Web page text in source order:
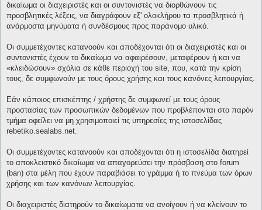
δικαίωμα οι διαχειριστές και οι συντονιστές να διορθώνουν τις
προσβλητικές λέξεις, να διαγράφουν εξ' ολοκλήρου τα προσβλητικά ή
ανάρμοστα μηνύματα ή συνδέσμους προς παράνομο υλικό.
Οι συμμετέχοντες κατανοούν και αποδέχονται ότι οι διαχειριστές και οι
συντονιστές έχουν το δικαίωμα να αφαιρέσουν, μεταφέρουν ή και να
«κλειδώσουν» σχόλια σε κάθε περιοχή του site, που, κατά την κρίση
τους, δε συμφωνούν με τους όρους χρήσης και τους κανόνες λειτουργίας.
Εάν κάποιος επισκέπτης / χρήστης δε συμφωνεί με τους όρους
προστασίας των προσωπικών δεδομένων που προβλέπονται στο παρόν
τμήμα οφείλει να μη χρησιμοποιεί τις υπηρεσίες της ιστοσελίδας
rebetiko.sealabs.net.
Οι συμμετέχοντες κατανοούν και αποδέχονται ότι η ιστοσελίδα διατηρεί
το αποκλειστικό δικαίωμα να απαγορεύσει την πρόσβαση στο forum
(ban) στα μέλη που έχουν παραβιάσει το γράμμα ή το πνεύμα των όρων
χρήσης και των κανόνων λειτουργίας.
Οι διαχειριστές διατηρούν το δικαίωματα να ανοίγουν ή να κλείνουν το